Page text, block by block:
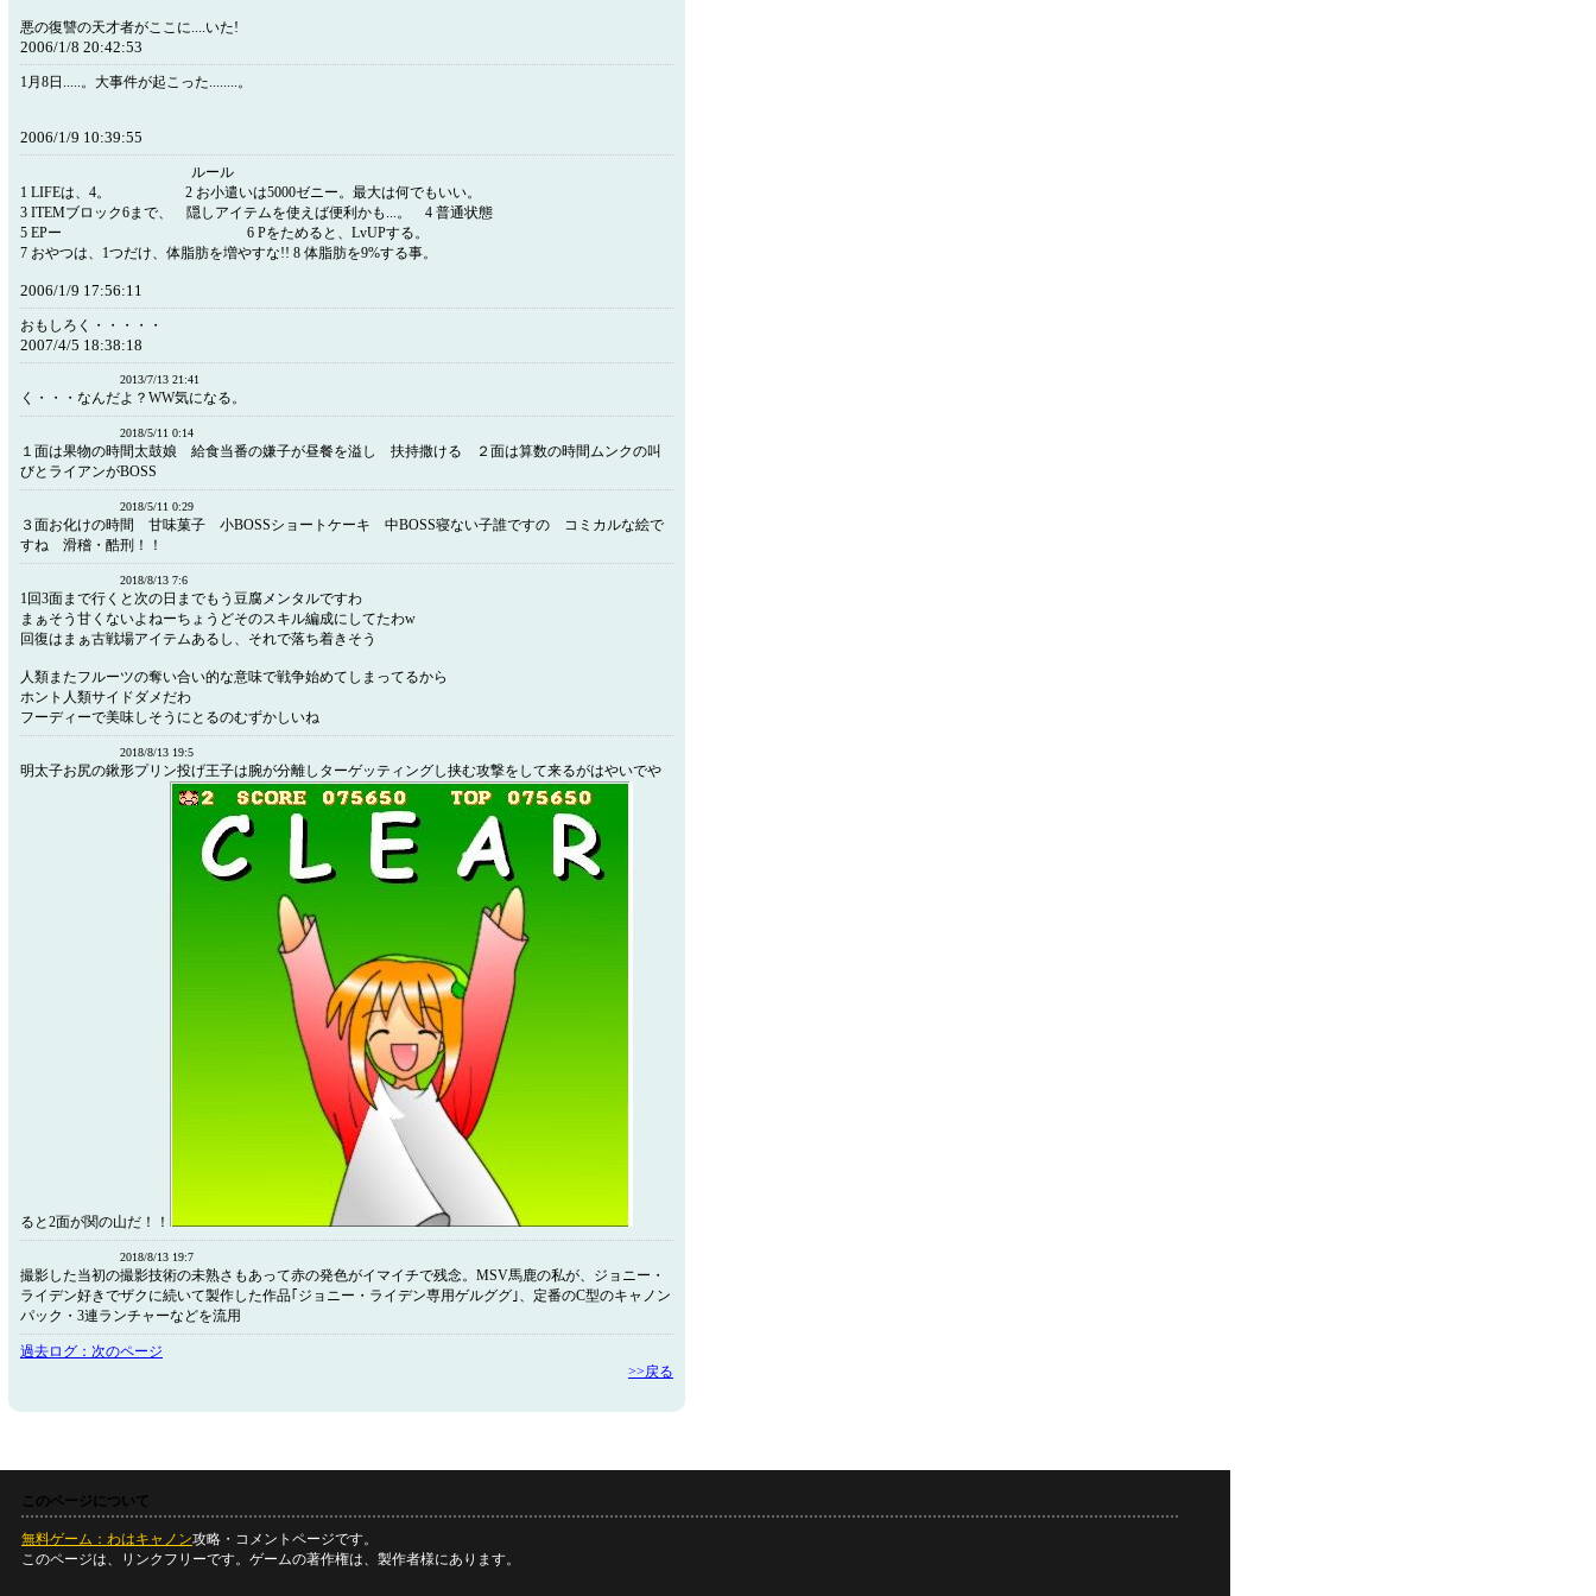
悪の復讐の天才者がここに....いた!
2006/1/8 20:42:53
1月8日.....。大事件が起こった........。
2006/1/9 10:39:55
ルール
1 LIFEは、4。 2 お小遣いは5000ゼニー。最大は何でもいい。
3 ITEMブロック6まで、 隠しアイテムを使えば便利かも...。 4 普通状態
5 EPー 6 Pをためると、LvUPする。
7 おやつは、1つだけ、体脂肪を増やすな!! 8 体脂肪を9%する事。
2006/1/9 17:56:11
おもしろく・・・・・
2007/4/5 18:38:18
2013/7/13 21:41
く・・・なんだよ？WW気になる。
2018/5/11 0:14
１面は果物の時間太鼓娘 給食当番の嫌子が昼餐を溢し 扶持撒ける ２面は算数の時間ムンクの叫
びとライアンがBOSS
2018/5/11 0:29
３面お化けの時間 甘味菓子 小BOSSショートケーキ 中BOSS寝ない子誰ですの コミカルな絵で
すね 滑稽・酷刑！！
2018/8/13 7:6
1回3面まで行くと次の日までもう豆腐メンタルですわ
まぁそう甘くないよねーちょうどそのスキル編成にしてたわw
回復はまぁ古戦場アイテムあるし、それで落ち着きそう
人類またフルーツの奪い合い的な意味で戦争始めてしまってるから
ホント人類サイドダメだわ
フーディーで美味しそうにとるのむずかしいね
2018/8/13 19:5
明太子お尻の鍬形プリン投げ王子は腕が分離しターゲッティングし挟む攻撃をして来るがはやいでや
ると2面が関の山だ！！
2018/8/13 19:7
撮影した当初の撮影技術の未熟さもあって赤の発色がイマイチで残念。MSV馬鹿の私が、ジョニー・
ライデン好きでザクに続いて製作した作品｢ジョニー・ライデン専用ゲルググ｣、定番のC型のキャノン
パック・3連ランチャーなどを流用
過去ログ：次のページ
>>戻る
このページについて
無料ゲーム：わはキャノン攻略・コメントページです。
このページは、リンクフリーです。ゲームの著作権は、製作者様にあります。